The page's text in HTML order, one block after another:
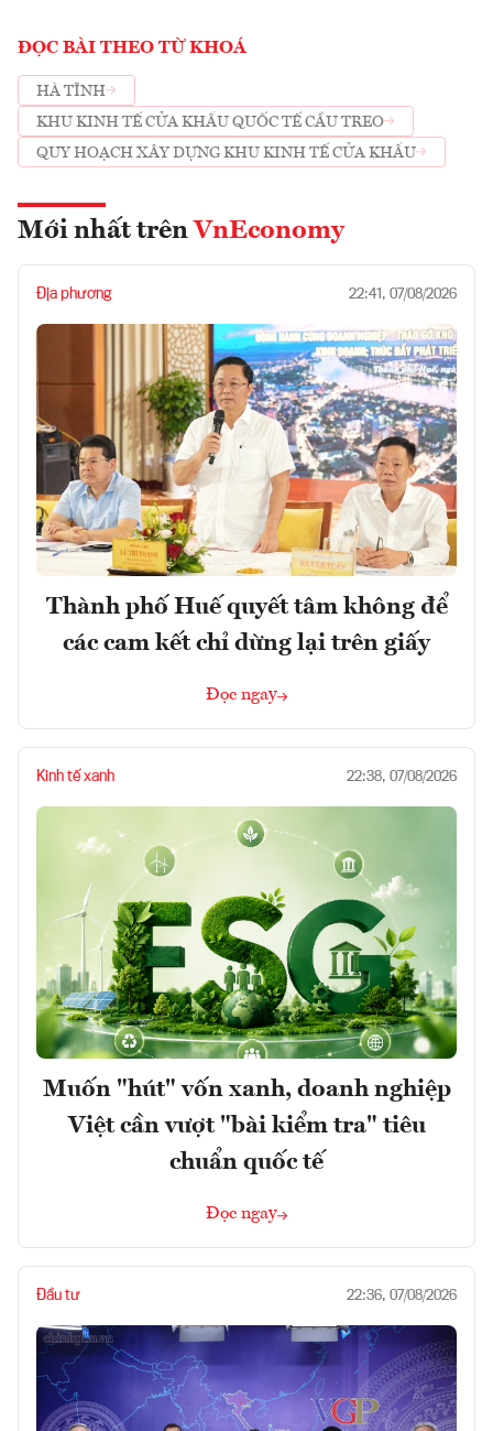
ĐỌC BÀI THEO TỪ KHOÁ
HÀ TĨNH
KHU KINH TẾ CỬA KHẨU QUỐC TẾ CẦU TREO
QUY HOẠCH XÂY DỰNG KHU KINH TẾ CỬA KHẨU
Mới nhất trên VnEconomy
Địa phương 22:41, 07/08/2026
Thành phố Huế quyết tâm không để
các cam kết chỉ dừng lại trên giấy
Đọc ngay
Kinh tế xanh 22:38, 07/08/2026
Muốn "hút" vốn xanh, doanh nghiệp
Việt cần vượt "bài kiểm tra" tiêu
chuẩn quốc tế
Đọc ngay
Đầu tư 22:36, 07/08/2026